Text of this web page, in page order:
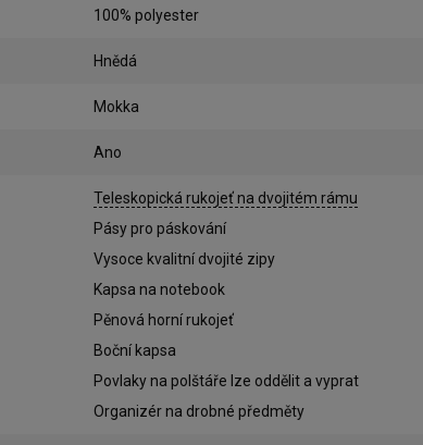
100% polyester
Hnědá
Mokka
Ano
Teleskopická rukojeť na dvojitém rámu
Pásy pro páskování
Vysoce kvalitní dvojité zipy
Kapsa na notebook
Pěnová horní rukojeť
Boční kapsa
Povlaky na polštáře lze oddělit a vyprat
Organizér na drobné předměty